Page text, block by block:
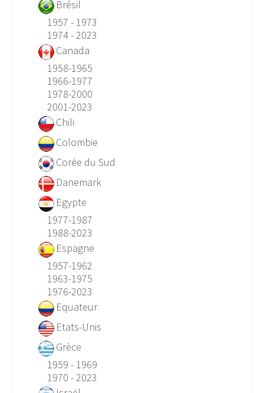
Brésil
1957 - 1973
1974 - 2023
Canada
1958-1965
1966-1977
1978-2000
2001-2023
Chili
Colombie
Corée du Sud
Danemark
Egypte
1977-1987
1988-2023
Espagne
1957-1962
1963-1975
1976-2023
Equateur
Etats-Unis
Grèce
1959 - 1969
1970 - 2023